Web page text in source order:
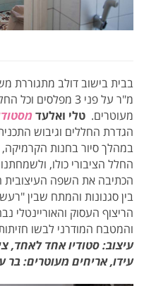
מ"ר על פני 3
מעוטרים. טלי ואלעד
הגדרת החללים וגיבוש
במהלך סיור בחנות הקרמיקה,
החלל הציבורי כולו,
הכתיבה את השפה
בין סגנונות והמתח שבין
הריצוף העסוק והאוריינטלי
והמטבח המודרני לבשו
עיצוב: סטודיו אחד לאחד,
עידו, אריחים מעוטרים: בר